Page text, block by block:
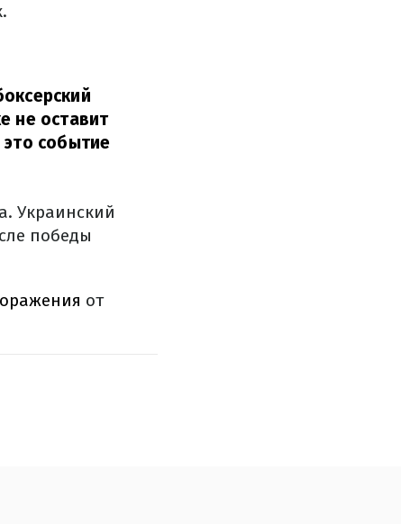
не оставит
событие
Украинский
победы
от